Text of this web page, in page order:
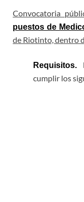
Convocatoria
puestos de
de Riotinto, dentro
Requisitos.
cumplir los